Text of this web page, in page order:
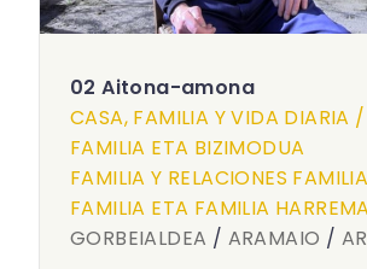
02 Aitona-amona
CASA, FAMILIA Y VIDA DIARIA
FAMILIA ETA BIZIMODUA
FAMILIA Y RELACIONES
FAMILIA ETA FAMILIA
GORBEIALDEA / ARAMAIO /